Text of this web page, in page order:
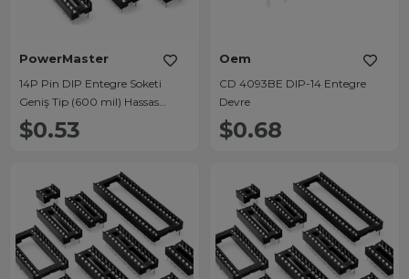
PowerMaster
14P Pin DIP Entegre Soketi
Geniş Tip (600 mil) Hassas
Temaslı Konnektör
$0.53
Oem
CD 4093BE DIP-14 Entegre
Devre
$0.68